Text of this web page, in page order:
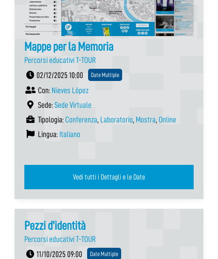
Mappe per la Memoria
Percorsi educativi T-TOUR
02/12/2025 10:00
Date Multiple
Con: Nieves López
Sede: Sede Virtuale
Tipologia: Conferenza, Laboratorio, Mostra, Online
Lingua: Italiano
Vedi tutti i Dettagli e le Date
Pezzi d’identità
Percorsi educativi T-TOUR
11/10/2025 09:00
Date Multiple